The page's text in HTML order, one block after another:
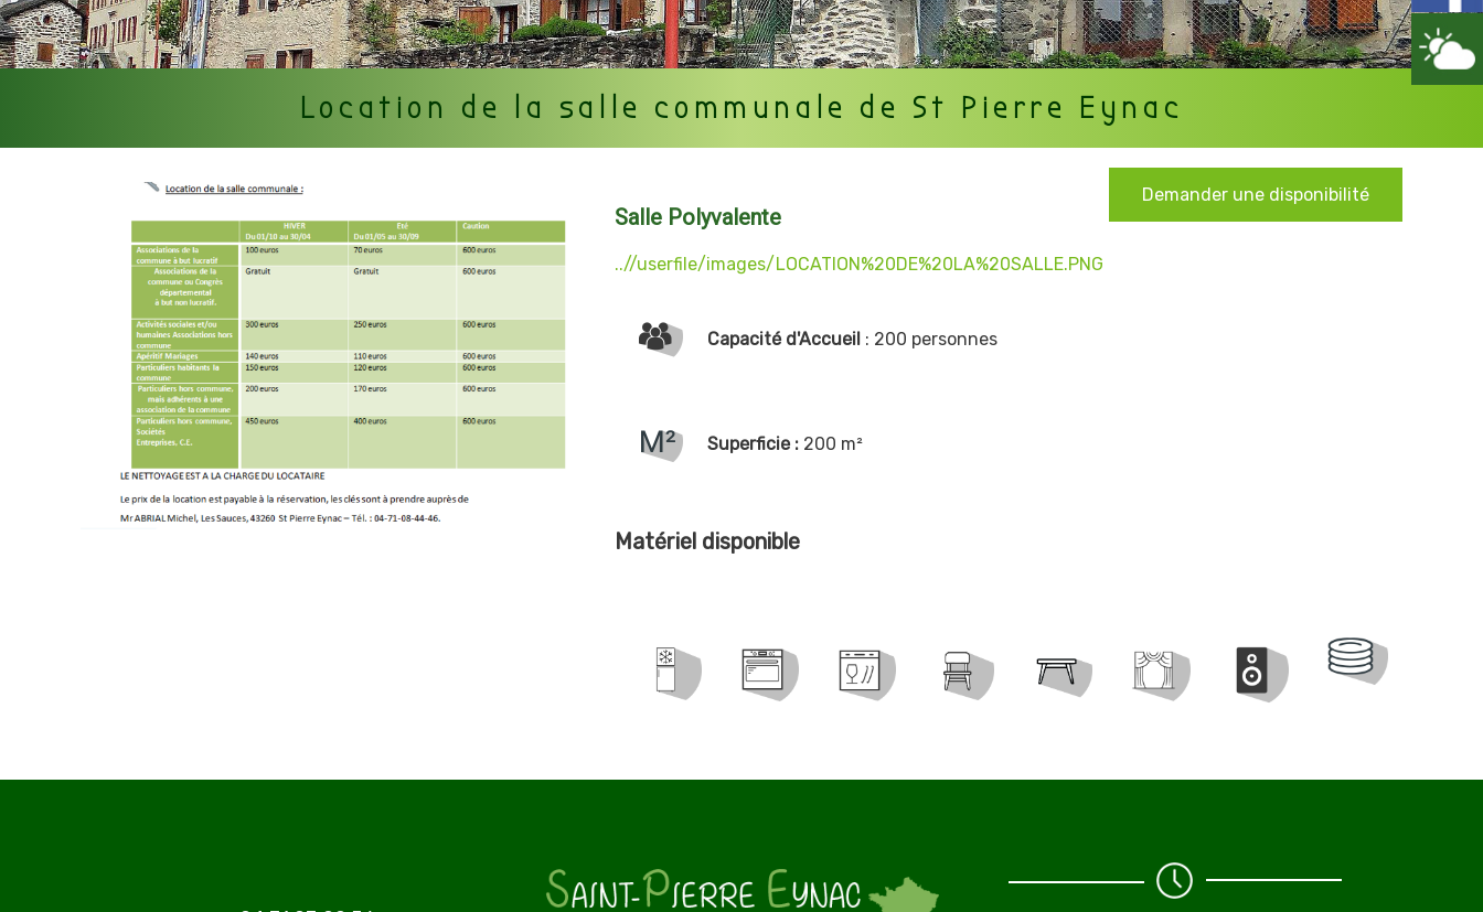
Location de la salle communale de St Pierre Eynac
Demander une disponibilité
Salle Polyvalente
..//userfile/images/LOCATION%20DE%20LA%20SALLE.PNG
Capacité d'Accueil : 200 personnes
Superficie : 200 m²
Matériel disponible